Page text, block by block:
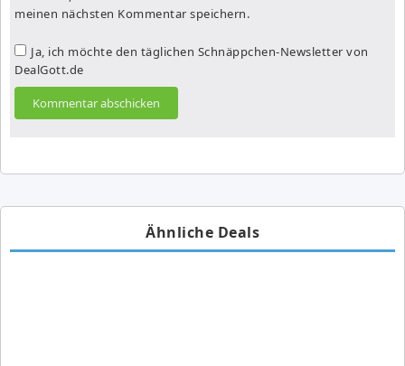
meinen nächsten Kommentar speichern.
Ja, ich möchte den täglichen Schnäppchen-Newsletter von
DealGott.de
Ähnliche Deals